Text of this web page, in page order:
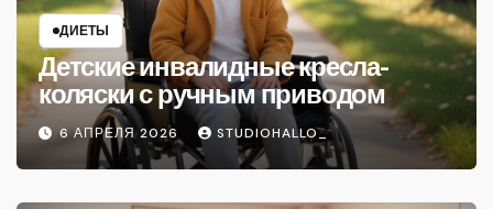
ДИЕТЫ
Детские инвалидные кресла-
коляски с ручным приводом
6 АПРЕЛЯ 2026 STUDIOHALLO_